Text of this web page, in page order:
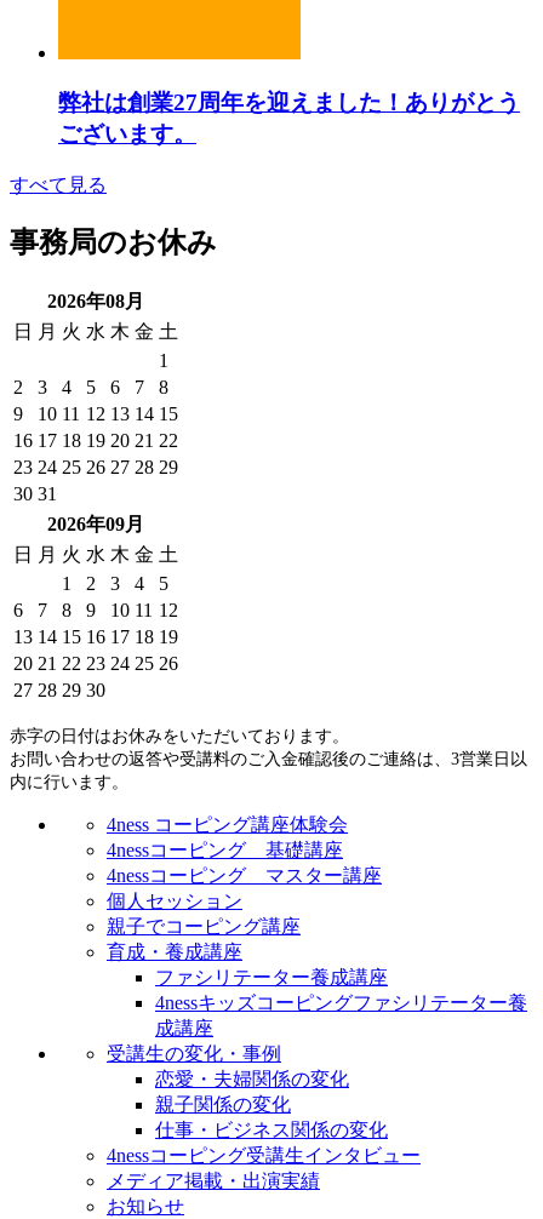
弊社は創業27周年を迎えました！ありがとう
ございます。
すべて見る
事務局のお休み
2026年08月
日
月 火 水 木 金 土
1
2
3 4 5 6 7
8
9
10 11 12 13 14 15
16 17 18 19 20 21 22
23 24 25 26 27 28 29
30 31
2026年09月
日
月 火 水 木 金 土
1
2 3 4
5
6
7 8 9 10 11 12
13 14 15 16 17 18 19
20 21 22 23 24 25 26
27 28 29 30
赤字の日付はお休みをいただいております。
お問い合わせの返答や受講料のご入金確認後のご連絡は、3営業日以
内に行います。
4ness コーピング講座体験会
4nessコーピング 基礎講座
4nessコーピング マスター講座
個人セッション
親子でコーピング講座
育成・養成講座
ファシリテーター養成講座
4nessキッズコーピングファシリテーター養
成講座
受講生の変化・事例
恋愛・夫婦関係の変化
親子関係の変化
仕事・ビジネス関係の変化
4nessコーピング受講生インタビュー
メディア掲載・出演実績
お知らせ